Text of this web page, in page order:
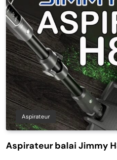
Aspirateur
Aspirateur balai Jimmy